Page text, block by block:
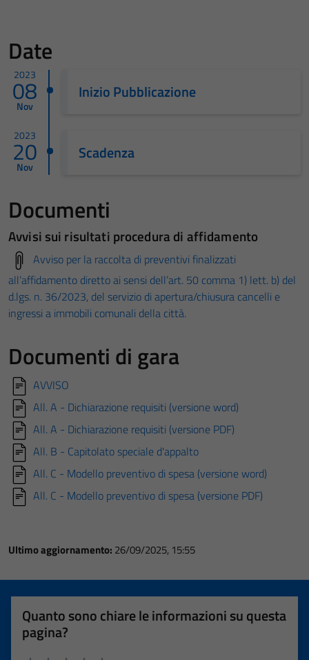
Date
2023
08
Nov
Inizio Pubblicazione
2023
20
Nov
Scadenza
Documenti
Avvisi sui risultati procedura di affidamento
Avviso per la raccolta di preventivi finalizzati
all’affidamento diretto ai sensi dell’art. 50 comma 1) lett. b) del
d.lgs. n. 36/2023, del servizio di apertura/chiusura cancelli e
ingressi a immobili comunali della città.
Documenti di gara
AVVISO
All. A - Dichiarazione requisiti (versione word)
All. A - Dichiarazione requisiti (versione PDF)
All. B - Capitolato speciale d'appalto
All. C - Modello preventivo di spesa (versione word)
All. C - Modello preventivo di spesa (versione PDF)
Ultimo aggiornamento: 26/09/2025, 15:55
Quanto sono chiare le informazioni su questa
pagina?